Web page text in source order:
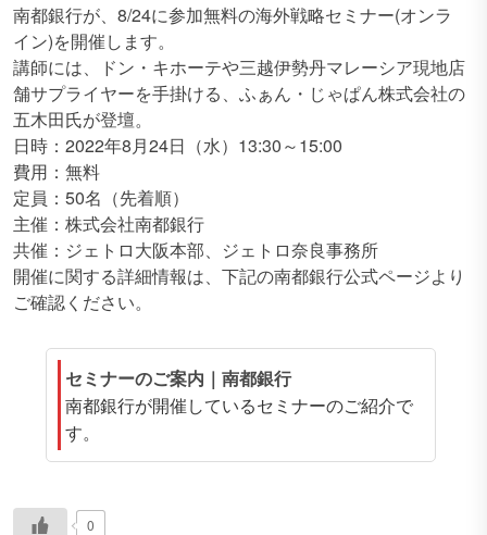
南都銀行が、8/24に参加無料の海外戦略セミナー(オンラ
イン)を開催します。
講師には、ドン・キホーテや三越伊勢丹マレーシア現地店
舗サプライヤーを手掛ける、ふぁん・じゃぱん株式会社の
五木田氏が登壇。
日時：2022年8月24日（水）13:30～15:00
費用：無料
定員：50名（先着順）
主催：株式会社南都銀行
共催：ジェトロ大阪本部、ジェトロ奈良事務所
開催に関する詳細情報は、下記の南都銀行公式ページより
ご確認ください。
セミナーのご案内｜南都銀行
南都銀行が開催しているセミナーのご紹介で
す。
0